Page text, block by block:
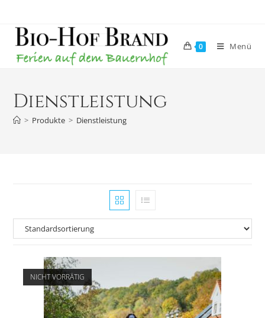
0 Menü
Dienstleistung
> Produkte > Dienstleistung
NICHT VORRÄTIG